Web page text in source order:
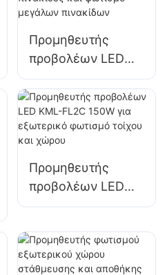
αποθήκευσης
Προμηθευτής
προβολέων LED
KML-FL2C 50W για
εξωτερικές
διαφημιστικές
πινακίδες και
πινακίδων
Προμηθευτής
προβολέων LED
KML-FL2C 150W
φωτισμό τοίχου
και χώρου